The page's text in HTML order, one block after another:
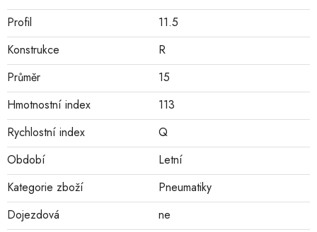
Profil
11.5
Konstrukce
R
Průměr
15
Hmotnostní index
113
Rychlostní index
Q
Období
Letní
Kategorie zboží
Pneumatiky
Dojezdová
ne